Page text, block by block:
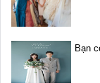
Bạn